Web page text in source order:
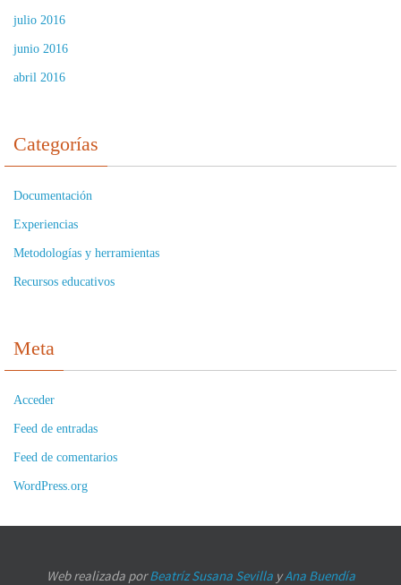
julio 2016
junio 2016
abril 2016
Categorías
Documentación
Experiencias
Metodologías y herramientas
Recursos educativos
Meta
Acceder
Feed de entradas
Feed de comentarios
WordPress.org
Web realizada porBeatríz Susana Sevilla yAna Buendía